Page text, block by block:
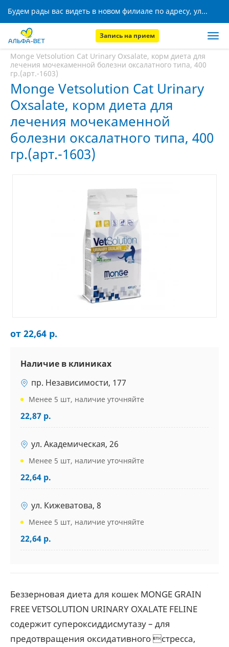
Будем рады вас видеть в новом филиале по адресу, ул. Кижеватова, 8!
Запись на прием
Главная
Monge Vetsolution Cat Urinary Oxsalate, корм диета для
лечения мочекаменной болезни оксалатного типа, 400
гр.(арт.-1603)
Monge Vetsolution Cat Urinary
Oxsalate, корм диета для
лечения мочекаменной
болезни оксалатного типа, 400
гр.(арт.-1603)
от 22,64 р.
Наличие в клиниках
пр. Независимости, 177
Менее 5 шт, наличие уточняйте
22,87 р.
ул. Академическая, 26
Менее 5 шт, наличие уточняйте
22,64 р.
ул. Кижеватова, 8
Менее 5 шт, наличие уточняйте
22,64 р.
Беззерновая диета для кошек MONGE GRAIN
FREE VETSOLUTION URINARY OXALATE FELINE
содержит супероксиддисмутазу – для
предотвращения оксидативного стресса,